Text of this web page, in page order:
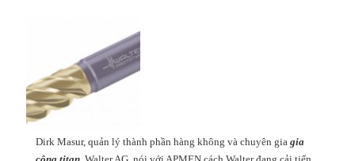
Dirk Masur, quản lý thành phần hàng không và chuyên gia gia
công titan , Walter AG, nói với APMEN cách Walter đang cải tiến